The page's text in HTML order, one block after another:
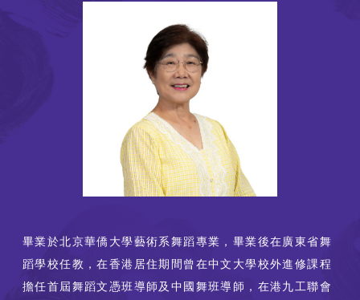
畢業於北京華僑大學藝術系舞蹈專業，畢業後在廣東省舞
蹈學校任教，在香港居住期間曾在中文大學校外進修課程
擔任首屆舞蹈文憑班導師及中國舞班導師，在港九工聯會